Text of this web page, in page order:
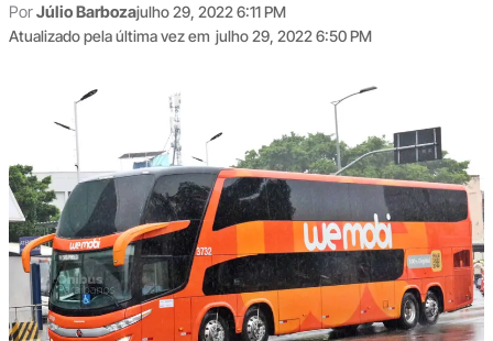
PorJúlio Barbozajulho 29, 2022 6:11 PM
Atualizado pela última vez em julho 29, 2022 6:50 PM